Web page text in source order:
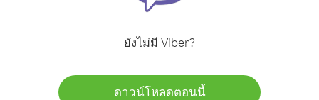
ยังไม่มี Viber?
ดาวน์โหลดตอนนี้